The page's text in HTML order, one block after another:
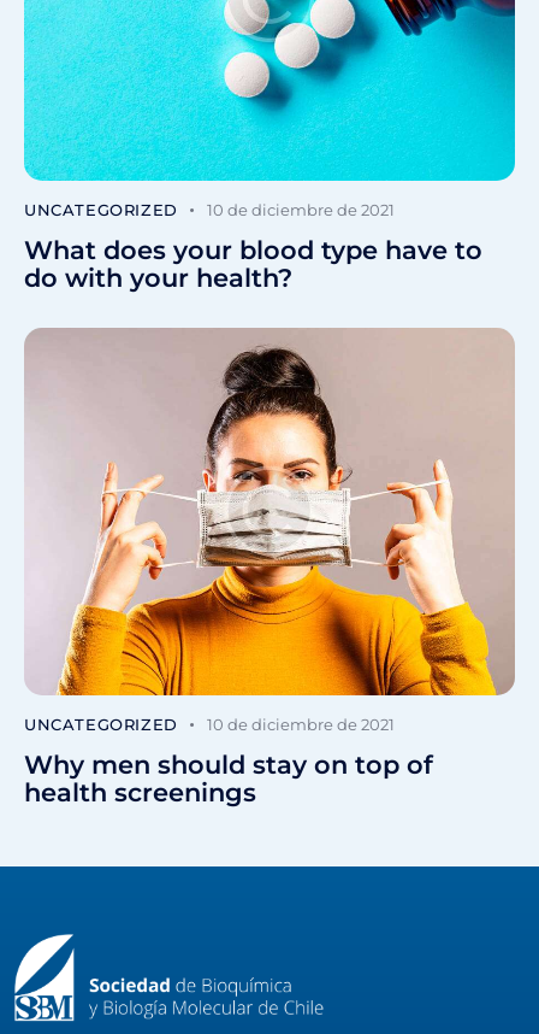
UNCATEGORIZED 10 de diciembre de 2021
What does your blood type have to
do with your health?
UNCATEGORIZED 10 de diciembre de 2021
Why men should stay on top of
health screenings